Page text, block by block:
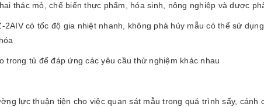
thác mỏ, chế biến thực phẩm, hóa sinh, nông nghiệp và dược
2AIV có tốc độ gia nhiệt nhanh, không phá hủy mẫu có thể sử
trong tủ để đáp ứng các yêu cầu thử nghiệm khác nhau
lực thuận tiện cho việc quan sát mẫu trong quá trình sấy, cánh